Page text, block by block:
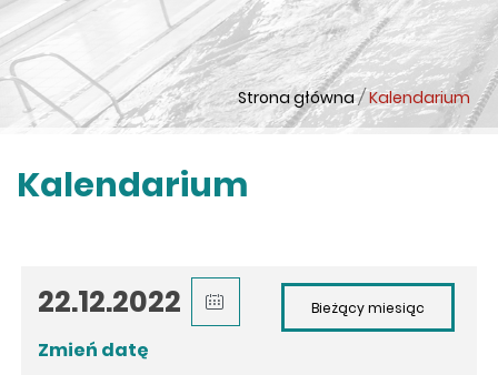
Strona główna / Kalendarium
Kalendarium
Zmień datę